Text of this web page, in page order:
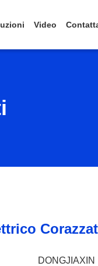
Video
DONGJIAXIN